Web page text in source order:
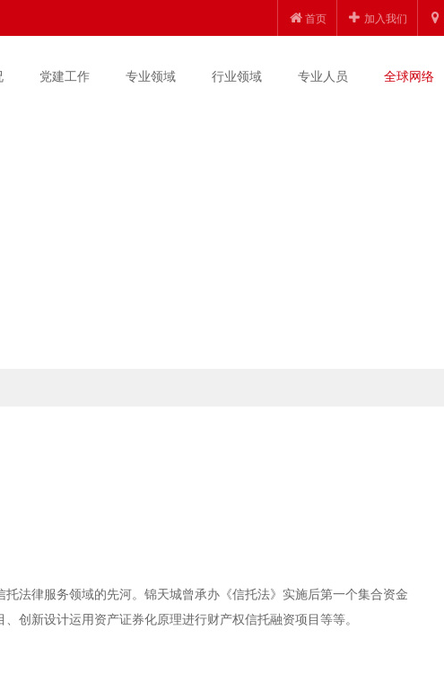
首页 加入我们
党建工作 专业领域 行业领域 专业人员 全球网络
法律服务领域的先河。锦天城曾承办《信托法》实施后第一个集合资金
创新设计运用资产证券化原理进行财产权信托融资项目等等。